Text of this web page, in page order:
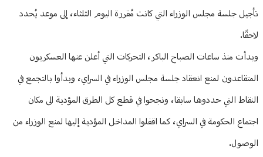
تأجيل جلسة مجلس الوزراء التي كانت مُقررة اليوم الثلثاء، إلى موعد يُحدد
لاحقًا.
وبدأت منذ ساعات الصباح الباكر، التحركات التي أعلن عنها العسكريون
المتقاعدون لمنع انعقاد جلسة مجلس الوزراء في السراي، وبدأوا بالتجمع في
النقاط التي حددوها سابقا، ونجحوا في قطع كل الطرق المؤدية الى مكان
اجتماع الحكومة في السراي، كما اقفلوا المداخل المؤدية إليها لمنع الوزراء من
الوصول.